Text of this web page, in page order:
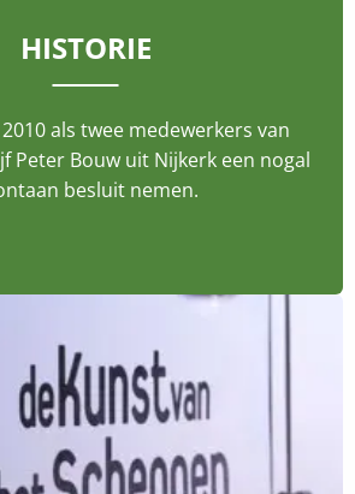
HISTORIE
als twee medewerkers van
Peter Bouw uit Nijkerk een nogal
besluit nemen.